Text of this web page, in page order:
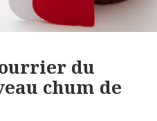
du
chum de